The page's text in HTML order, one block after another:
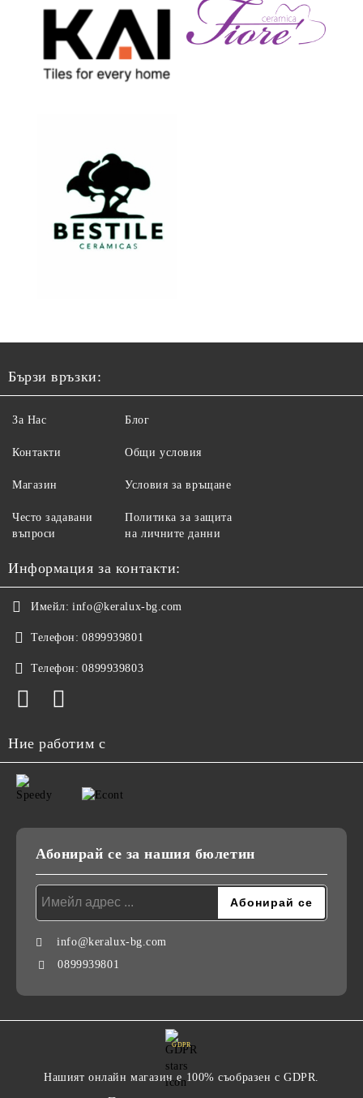
Бързи връзки:
За Нас
Контакти
Магазин
Често задавани
въпроси
Блог
Общи условия
Условия за връщане
Политика за защита
на личните данни
Информация за контакти:
Имейл: info@keralux-bg.com
Телефон: 0899939801
Телефон: 0899939803
Ние работим с
Абонирай се за нашия бюлетин
info@keralux-bg.com
0899939801
GDPR
Нашият онлайн магазин е 100% съобразен с GDPR.